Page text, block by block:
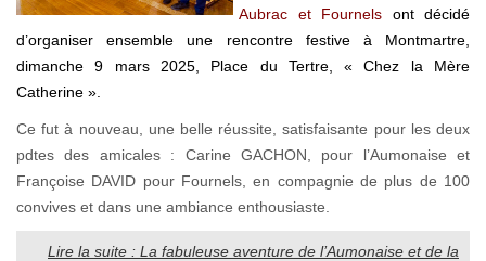
Aubrac et Fournels ont décidé
d’organiser ensemble une rencontre festive à Montmartre,
dimanche 9 mars 2025, Place du Tertre, « Chez la Mère
Catherine ».
Ce fut à nouveau, une belle réussite, satisfaisante pour les deux
pdtes des amicales : Carine GACHON, pour l’Aumonaise et
Françoise DAVID pour Fournels, en compagnie de plus de 100
convives et dans une ambiance enthousiaste.
Lire la suite : La fabuleuse aventure de l’Aumonaise et de la